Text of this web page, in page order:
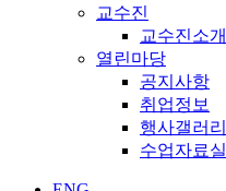
교수진
교수진소개
열린마당
공지사항
취업정보
행사갤러리
수업자료실